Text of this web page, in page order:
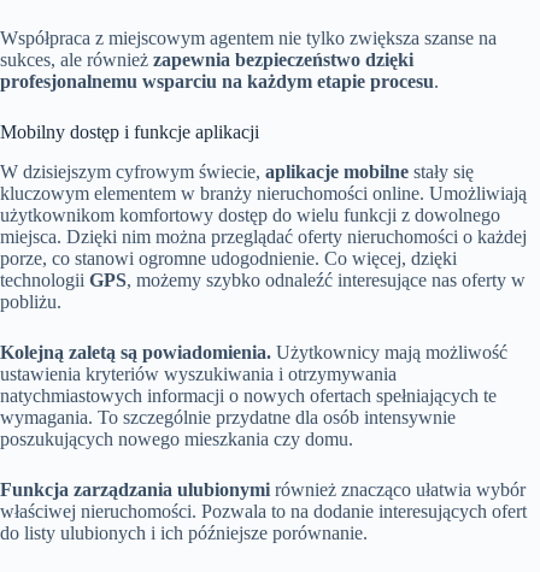
Współpraca z miejscowym agentem nie tylko zwiększa szanse na
sukces, ale również zapewnia bezpieczeństwo dzięki
profesjonalnemu wsparciu na każdym etapie procesu.
Mobilny dostęp i funkcje aplikacji
W dzisiejszym cyfrowym świecie, aplikacje mobilne stały się
kluczowym elementem w branży nieruchomości online. Umożliwiają
użytkownikom komfortowy dostęp do wielu funkcji z dowolnego
miejsca. Dzięki nim można przeglądać oferty nieruchomości o każdej
porze, co stanowi ogromne udogodnienie. Co więcej, dzięki
technologii GPS, możemy szybko odnaleźć interesujące nas oferty w
pobliżu.
Kolejną zaletą są powiadomienia. Użytkownicy mają możliwość
ustawienia kryteriów wyszukiwania i otrzymywania
natychmiastowych informacji o nowych ofertach spełniających te
wymagania. To szczególnie przydatne dla osób intensywnie
poszukujących nowego mieszkania czy domu.
Funkcja zarządzania ulubionymi również znacząco ułatwia wybór
właściwej nieruchomości. Pozwala to na dodanie interesujących ofert
do listy ulubionych i ich późniejsze porównanie.